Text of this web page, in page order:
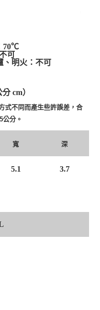
70℃
可
、明火：不可
cm）
式不同而產生些許誤差，合
公分。
寬 深
5.1 3.7